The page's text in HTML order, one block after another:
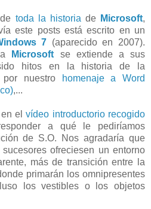
toda la historia de Microsoft,
este posts está escrito en un
7 (aparecido en 2007).
Microsoft se extiende a sus
hitos en la historia de la
por nuestro
homenaje a Word
,...
en elvídeo introductorio recogido
a qué le pediríamos
de S.O. Nos agradaría que
ofreciesen un entorno
más de transición entre la
primarán los omnipresentes
los vestibles o los objetos